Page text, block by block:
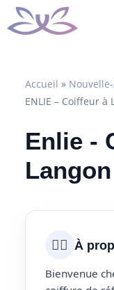
Aller
au
Accueil »
ENLIE – Coiffeur à
Enlie -
Langon
💇‍♀️ À
Bienvenue